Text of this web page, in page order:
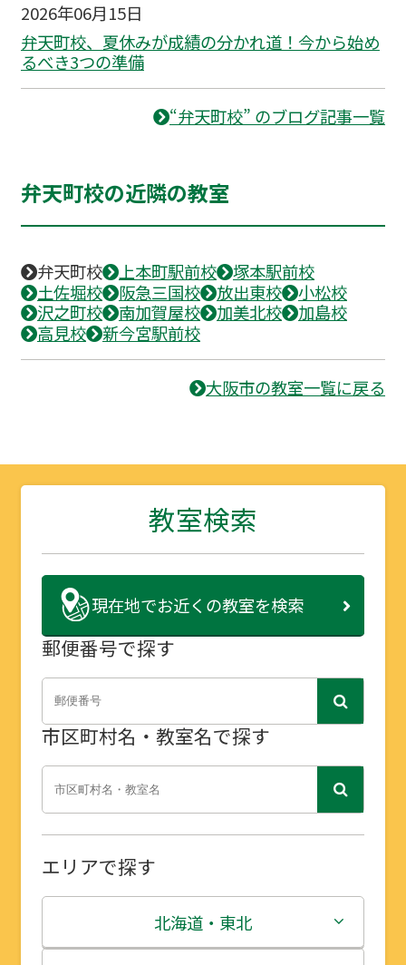
2026年06月15日
弁天町校、夏休みが成績の分かれ道！今から始め
るべき3つの準備
“弁天町校” のブログ記事一覧
弁天町校の近隣の教室
弁天町校 上本町駅前校
塚本駅前校
土佐堀校
阪急三国校 放出東校
小松校
沢之町校
南加賀屋校 加美北校
加島校
高見校
新今宮駅前校
大阪市の教室一覧に戻る
教室検索
現在地でお近くの教室を検索
郵便番号で探す
市区町村名・教室名で探す
エリアで探す
北海道・東北